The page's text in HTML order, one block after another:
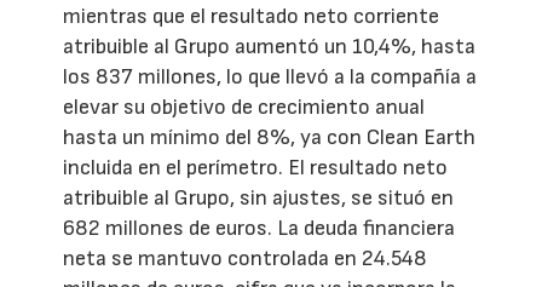
mientras que el resultado neto corriente
atribuible al Grupo aumentó un 10,4%, hasta
los 837 millones, lo que llevó a la compañía a
elevar su objetivo de crecimiento anual
hasta un mínimo del 8%, ya con Clean Earth
incluida en el perímetro. El resultado neto
atribuible al Grupo, sin ajustes, se situó en
682 millones de euros. La deuda financiera
neta se mantuvo controlada en 24.548